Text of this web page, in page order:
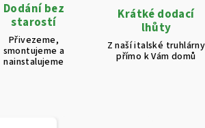
Dodání bez
starostí
Přivezeme,
smontujeme a
nainstalujeme
Krátké dodací
lhůty
Z naší italské truhlárny
přímo k Vám domů